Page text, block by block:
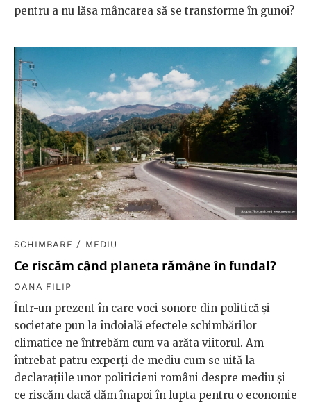
pentru a nu lăsa mâncarea să se transforme în gunoi?
SCHIMBARE / MEDIU
Ce riscăm când planeta rămâne în fundal?
OANA FILIP
Într-un prezent în care voci sonore din politică și
societate pun la îndoială efectele schimbărilor
climatice ne întrebăm cum va arăta viitorul. Am
întrebat patru experți de mediu cum se uită la
declarațiile unor politicieni români despre mediu și
ce riscăm dacă dăm înapoi în lupta pentru o economie